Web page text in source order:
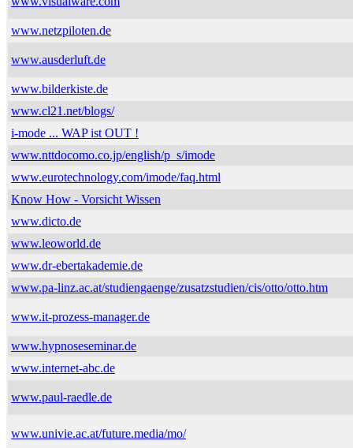
www.netzpiloten.de
www.ausderluft.de
www.bilderkiste.de
www.cl21.net/blogs/
i-mode ... WAP ist OUT !
www.nttdocomo.co.jp/english/p_s/imode
www.eurotechnology.com/imode/faq.html
Know How - Vorsicht Wissen
www.dicto.de
www.leoworld.de
www.dr-ebertakademie.de
www.pa-linz.ac.at/studiengaenge/zusatzstudien/cis/otto/otto.htm
www.it-prozess-manager.de
www.hypnoseseminar.de
www.internet-abc.de
www.paul-raedle.de
www.univie.ac.at/future.media/mo/